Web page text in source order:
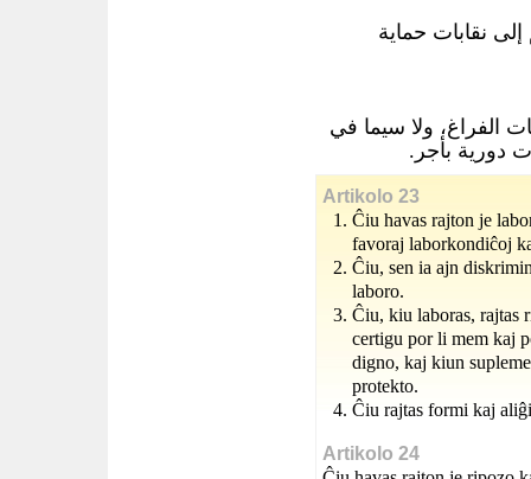
نقابات حماية
الفراغ، ولا سيما في
دورية بأجر.
Artikolo 23
Ĉiu havas rajton je
favoraj laborkondiĉoj
Ĉiu, sen ia ajn
laboro.
Ĉiu, kiu laboras, rajtas
certigu por li mem kaj
digno, kaj kiun
protekto.
Ĉiu rajtas formi kaj
Artikolo 24